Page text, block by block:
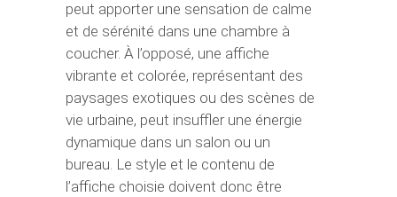
peut apporter une sensation de calme
et de sérénité dans une chambre à
coucher. À l’opposé, une affiche
vibrante et colorée, représentant des
paysages exotiques ou des scènes de
vie urbaine, peut insuffler une énergie
dynamique dans un salon ou un
bureau. Le style et le contenu de
l’affiche choisie doivent donc être